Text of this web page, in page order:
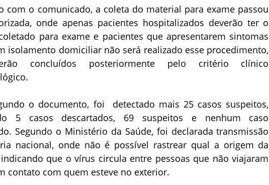
com o comunicado, a coleta do material para exame passou
onde apenas pacientes hospitalizados deverão ter o
para exame e pacientes que apresentarem sintomas
isolamento domiciliar não será realizado esse procedimento,
concluídos posteriormente pelo critério clínico
o documento, foi detectado mais 25 casos suspeitos,
5 casos descartados, 69 suspeitos e nenhum caso
Segundo o Ministério da Saúde, foi declarada transmissão
nacional, onde não é possível rastrear qual a origem da
que o vírus circula entre pessoas que não viajaram
contato com quem esteve no exterior.